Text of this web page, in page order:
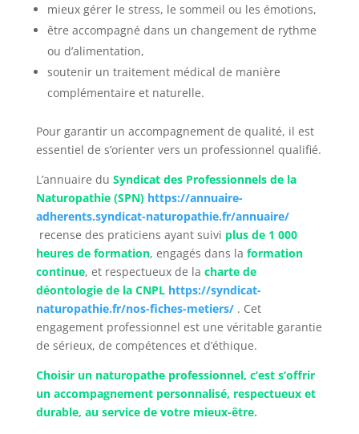
mieux gérer le stress, le sommeil ou les émotions,
être accompagné dans un changement de rythme
ou d’alimentation,
soutenir un traitement médical de manière
complémentaire et naturelle.
Pour garantir un accompagnement de qualité, il est
essentiel de s’orienter vers un professionnel qualifié.
L’annuaire du Syndicat des Professionnels de la
Naturopathie (SPN) https://annuaire-
adherents.syndicat-naturopathie.fr/annuaire/
recense des praticiens ayant suivi plus de 1 000
heures de formation, engagés dans la formation
continue, et respectueux de la charte de
déontologie de la CNPL https://syndicat-
naturopathie.fr/nos-fiches-metiers/. Cet
engagement professionnel est une véritable garantie
de sérieux, de compétences et d’éthique.
Choisir un naturopathe professionnel, c’est s’offrir
un accompagnement personnalisé, respectueux et
durable, au service de votre mieux-être.